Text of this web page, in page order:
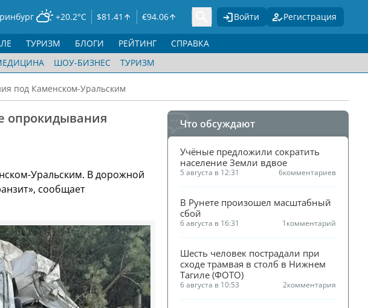
+20.2°C $81.41 €94.06 Войти Регистрация
ШОУ-БИЗНЕС ТУРИЗМ
ТУРИЗМ БЛОГИ РЕЙТИНГ СПРАВКА
под Каменском-Уральским
опрокидывания
Уральским. В дорожной
сообщает
Что обсуждают
Учёные предложили сократить
население Земли вдвое
5 августа в 12:31 6комментариев
В Рунете произошел масштабный
сбой
6 августа в 16:31 1комментарий
Шесть человек пострадали при
сходе трамвая в столб в Нижнем
Тагиле (ФОТО)
6 августа в 10:53 2комментария